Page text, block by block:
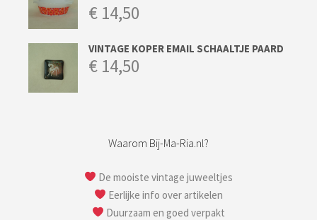
€ 14,50
VINTAGE KOPER EMAIL SCHAALTJE PAARD
€ 14,50
Waarom Bij-Ma-Ria.nl?
De mooiste vintage juweeltjes
Eerlijke info over artikelen
Duurzaam en goed verpakt